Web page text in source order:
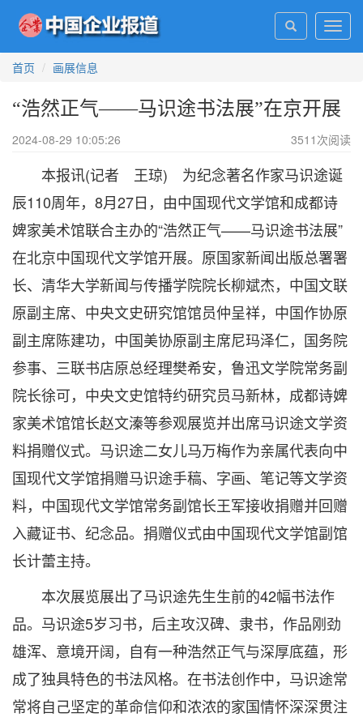
首页
画展信息
“浩然正气——马识途书法展”在京开展
2024-08-29 10:05:26 3511 次阅读
本报讯(记者 王琼) 为纪念著名作家马识途诞
辰110周年，8月27日，由中国现代文学馆和成都诗
婢家美术馆联合主办的“浩然正气——马识途书法展”
在北京中国现代文学馆开展。原国家新闻出版总署署
长、清华大学新闻与传播学院院长柳斌杰，中国文联
原副主席、中央文史研究馆馆员仲呈祥，中国作协原
副主席陈建功，中国美协原副主席尼玛泽仁，国务院
参事、三联书店原总经理樊希安，鲁迅文学院常务副
院长徐可，中央文史馆特约研究员马新林，成都诗婢
家美术馆馆长赵文溱等参观展览并出席马识途文学资
料捐赠仪式。马识途二女儿马万梅作为亲属代表向中
国现代文学馆捐赠马识途手稿、字画、笔记等文学资
料，中国现代文学馆常务副馆长王军接收捐赠并回赠
入藏证书、纪念品。捐赠仪式由中国现代文学馆副馆
长计蕾主持。
本次展览展出了马识途先生生前的42幅书法作
品。马识途5岁习书，后主攻汉碑、隶书，作品刚劲
雄浑、意境开阔，自有一种浩然正气与深厚底蕴，形
成了独具特色的书法风格。在书法创作中，马识途常
常将自己坚定的革命信仰和浓浓的家国情怀深深贯注